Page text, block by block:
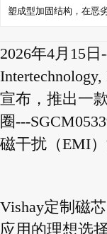
塑成型加固结构，在恶
2026年4月15
宣布，推出一
圈---
磁干扰（EMI
Vishay定制磁
应用的理想选